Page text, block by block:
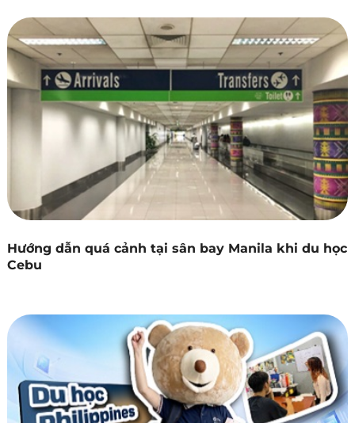
Hướng dẫn quá cảnh tại sân bay Manila khi du học
Cebu